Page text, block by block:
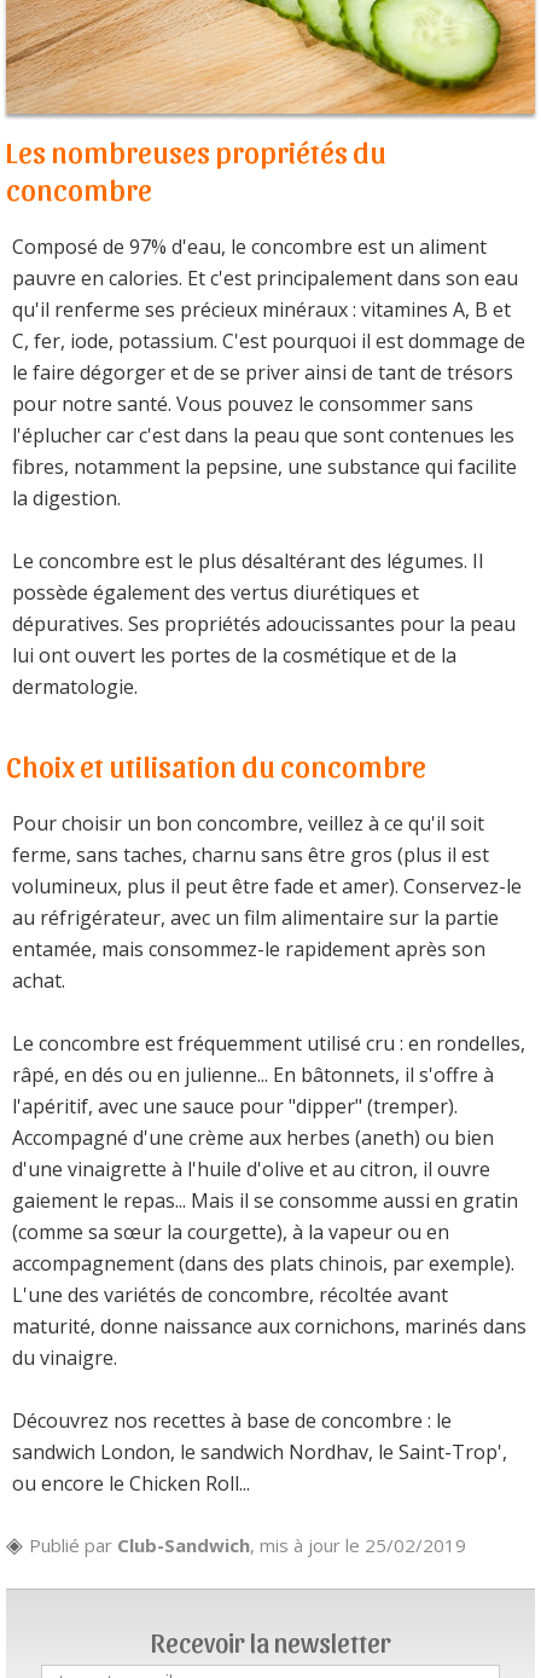
Les nombreuses propriétés du
concombre
Composé de 97% d'eau, le concombre est un aliment
pauvre en calories. Et c'est principalement dans son eau
qu'il renferme ses précieux minéraux : vitamines A, B et
C, fer, iode, potassium. C'est pourquoi il est dommage de
le faire dégorger et de se priver ainsi de tant de trésors
pour notre santé. Vous pouvez le consommer sans
l'éplucher car c'est dans la peau que sont contenues les
fibres, notamment la pepsine, une substance qui facilite
la digestion.
Le concombre est le plus désaltérant des légumes. Il
possède également des vertus diurétiques et
dépuratives. Ses propriétés adoucissantes pour la peau
lui ont ouvert les portes de la cosmétique et de la
dermatologie.
Choix et utilisation du concombre
Pour choisir un bon concombre, veillez à ce qu'il soit
ferme, sans taches, charnu sans être gros (plus il est
volumineux, plus il peut être fade et amer). Conservez-le
au réfrigérateur, avec un film alimentaire sur la partie
entamée, mais consommez-le rapidement après son
achat.
Le concombre est fréquemment utilisé cru : en rondelles,
râpé, en dés ou en julienne... En bâtonnets, il s'offre à
l'apéritif, avec une sauce pour "dipper" (tremper).
Accompagné d'une crème aux herbes (aneth) ou bien
d'une vinaigrette à l'huile d'olive et au citron, il ouvre
gaiement le repas... Mais il se consomme aussi en gratin
(comme sa sœur la courgette), à la vapeur ou en
accompagnement (dans des plats chinois, par exemple).
L'une des variétés de concombre, récoltée avant
maturité, donne naissance aux cornichons, marinés dans
du vinaigre.
Découvrez nos recettes à base de concombre : le
sandwich London, le sandwich Nordhav, le Saint-Trop',
ou encore le Chicken Roll...
Publié par Club-Sandwich, mis à jour le 25/02/2019
Recevoir la newsletter